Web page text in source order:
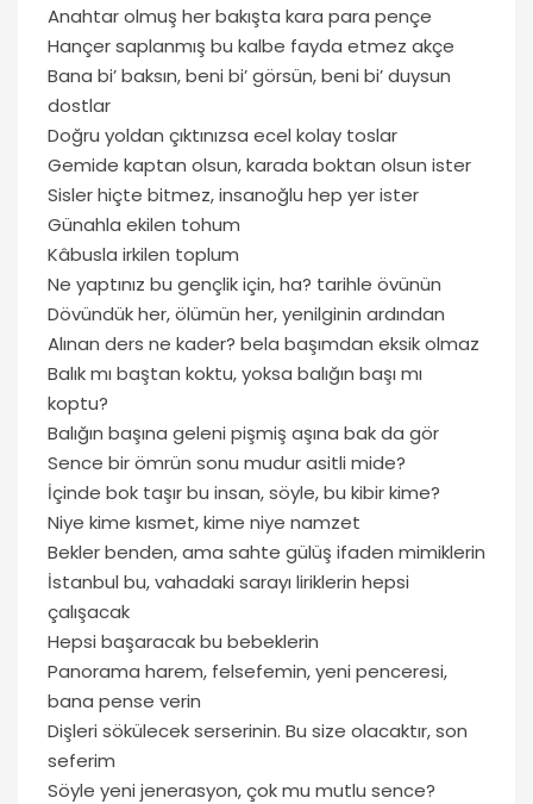
Anahtar olmuş her bakışta kara para pençe
Hançer saplanmış bu kalbe fayda etmez akçe
Bana bi’ baksın, beni bi’ görsün, beni bi’ duysun
dostlar
Doğru yoldan çıktınızsa ecel kolay toslar
Gemide kaptan olsun, karada boktan olsun ister
Sisler hiçte bitmez, insanoğlu hep yer ister
Günahla ekilen tohum
Kâbusla irkilen toplum
Ne yaptınız bu gençlik için, ha? tarihle övünün
Dövündük her, ölümün her, yenilginin ardından
Alınan ders ne kader? bela başımdan eksik olmaz
Balık mı baştan koktu, yoksa balığın başı mı
koptu?
Balığın başına geleni pişmiş aşına bak da gör
Sence bir ömrün sonu mudur asitli mide?
İçinde bok taşır bu insan, söyle, bu kibir kime?
Niye kime kısmet, kime niye namzet
Bekler benden, ama sahte gülüş ifaden mimiklerin
İstanbul bu, vahadaki sarayı liriklerin hepsi
çalışacak
Hepsi başaracak bu bebeklerin
Panorama harem, felsefemin, yeni penceresi,
bana pense verin
Dişleri sökülecek serserinin. Bu size olacaktır, son
seferim
Söyle yeni jenerasyon, çok mu mutlu sence?